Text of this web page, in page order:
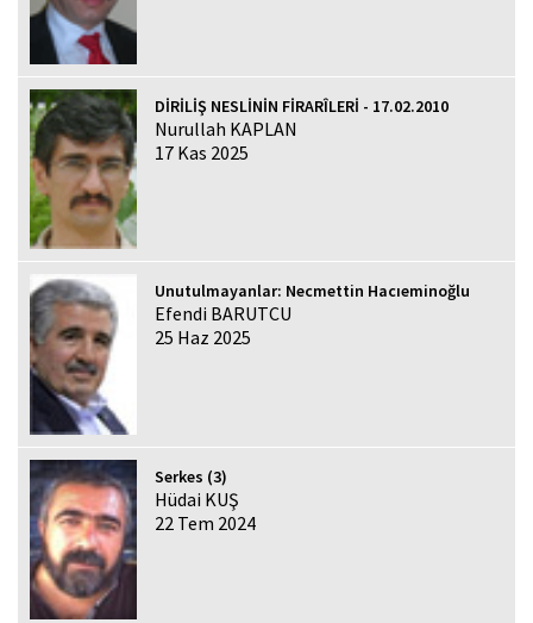
DİRİLİŞ NESLİNİN FİRARÎLERİ - 17.02.2010
Nurullah KAPLAN
17 Kas 2025
Unutulmayanlar: Necmettin Hacıeminoğlu
Efendi BARUTCU
25 Haz 2025
Serkes (3)
Hüdai KUŞ
22 Tem 2024